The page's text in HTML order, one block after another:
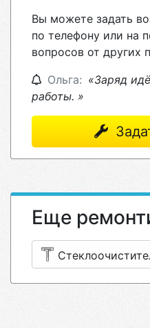
Вы можете задать
по телефону или на
вопросов от других
Ольга: «Заряд
работы. »
Еще